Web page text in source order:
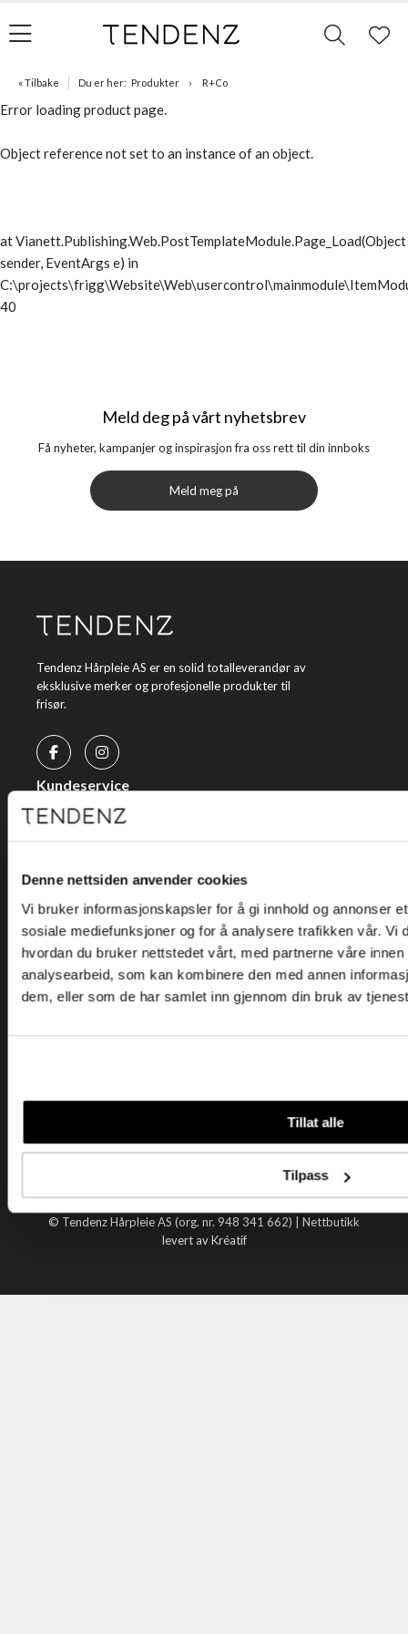
Denne nettsiden anvender cookies
Vi bruker informasjonskapsler for å gi innhold og annonser
sosiale mediefunksjoner og for å analysere trafikken vår. Vi
hvordan du bruker nettstedet vårt, med partnerne våre
analysearbeid, som kan kombinere den med annen
dem, eller som de har samlet inn gjennom din bruk av
Tillat alle
Tilpass
« Tilbake Du er her: Produkter R+Co
Error loading product page.
Object reference not set to an instance of an object.
at Vianett.Publishing.Web.PostTemplateModule.Page_Load(Object
sender, EventArgs e) in
40
Meld deg på vårt nyhetsbrev
Få nyheter, kampanjer og inspirasjon fra oss rett til din innboks
Meld meg på
Tendenz Hårpleie AS er en solid totalleverandør av
eksklusive merker og profesjonelle produkter til
frisør.
Kundeservice
Kjøpsvilkår
Personvern
Holtegata 26, 0355 Oslo
Telefon: +47 22 92 50 00
E-post: kundeservice@tendenz.net
Nyttige lenker
Datablad
Om oss
Handle hos oss
© Tendenz Hårpleie AS (org. nr. 948 341 662) | Nettbutikk
levert av Kréatif